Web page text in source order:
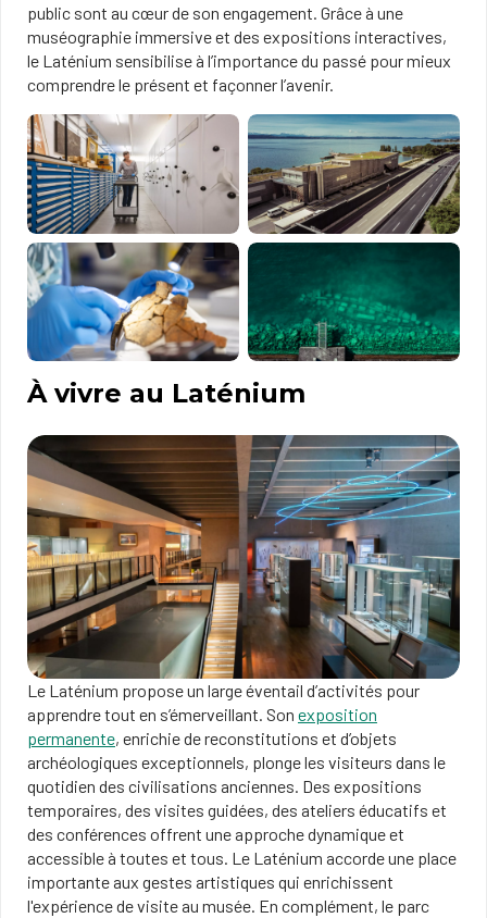
public sont au cœur de son engagement. Grâce à une
muséographie immersive et des expositions interactives,
le Laténium sensibilise à l’importance du passé pour mieux
comprendre le présent et façonner l’avenir.
À vivre au Laténium
Le Laténium propose un large éventail d’activités pour
apprendre tout en s’émerveillant. Son exposition
permanente, enrichie de reconstitutions et d’objets
archéologiques exceptionnels, plonge les visiteurs dans le
quotidien des civilisations anciennes. Des expositions
temporaires, des visites guidées, des ateliers éducatifs et
des conférences offrent une approche dynamique et
accessible à toutes et tous. Le Laténium accorde une place
importante aux gestes artistiques qui enrichissent
l'expérience de visite au musée. En complément, le parc